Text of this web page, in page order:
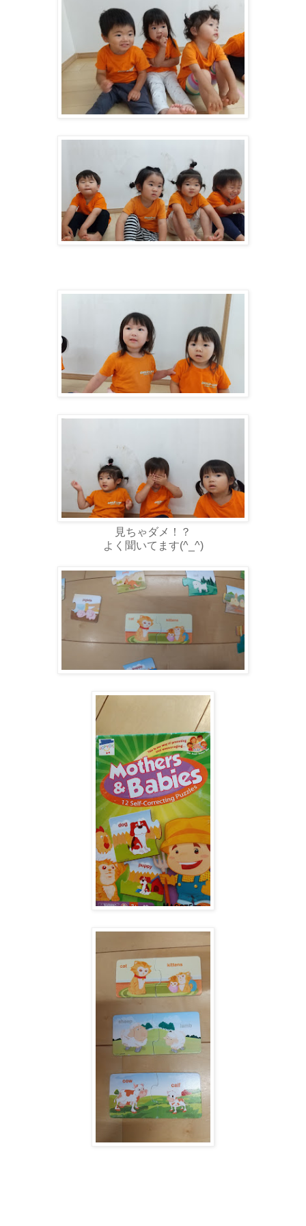
見ちゃダメ！？
よく聞いてます(^_^)